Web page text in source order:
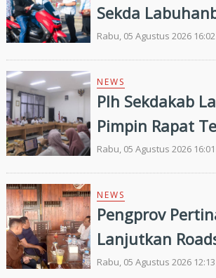
Sekda
Pembagian 300
Merah Putih
Rabu, 05 Agustus 2026
NEWS
Plh Sekdakab
Pimpin Rapat
Lanjut Entry
Penilaian
Pelayanan
Ombudsman RI
Rabu, 05 Agustus 2026
NEWS
Pengprov
Lanjutkan
Gunung Tua,
Rabu, 05 Agustus 2026